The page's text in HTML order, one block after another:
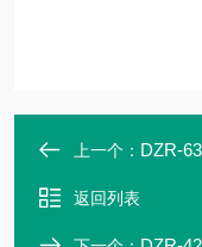
上一个： DZR-
返回列表